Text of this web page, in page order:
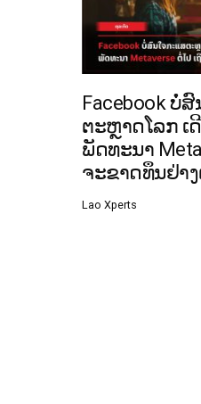
Facebook ບໍ່
ຕະຫຼາດໂລກ ເ
ພັດທະນາ
ຈະຂາດທຶນຢ່າງ
Lao Xperts